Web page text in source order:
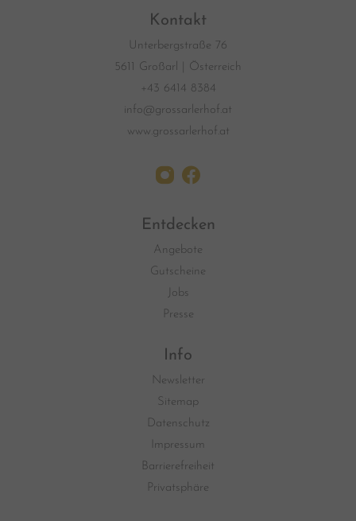
Kontakt
Unterbergstraße 76
5611 Großarl | Österreich
+43 6414 8384
info@grossarlerhof.at
www.grossarlerhof.at
Entdecken
Angebote
Gutscheine
Jobs
Presse
Info
Newsletter
Sitemap
Datenschutz
Impressum
Barrierefreiheit
Privatsphäre